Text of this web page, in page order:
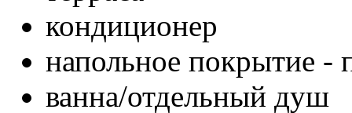
кондиционер
напольное покрытие -
ванна/отдельный душ